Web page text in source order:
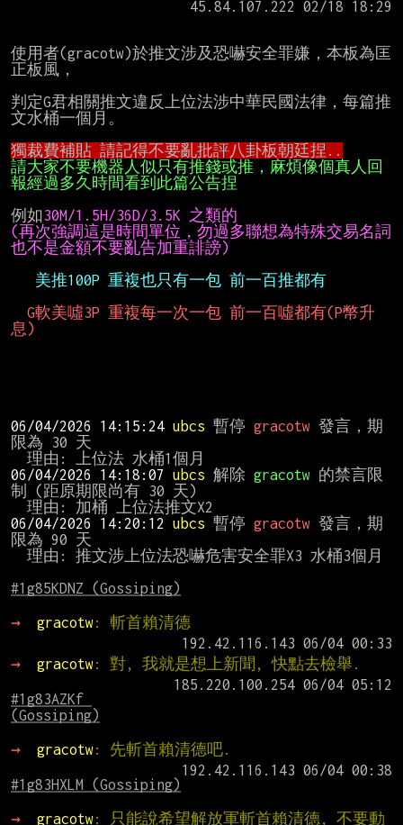
使用者(gracotw)於推文涉及恐嚇安全罪嫌，本板為匡
正板風，
判定G君相關推文違反上位法涉中華民國法律，每篇推
文水桶一個月。
請大家不要機器人似只有推錢或推，麻煩像個真人回
例如
(再次強調這是時間單位，勿過多聯想為特殊交易名詞
G軟美噓3P 重複每一次一包 前一百噓都有(P幣升
息)
06/04/2026 14:15:24 ubcs 暫停 gracotw 發言，期
限為 30 天
06/04/2026 14:18:07 ubcs 解除 gracotw 的禁言限
制 (距原期限尚有 30 天)
06/04/2026 14:20:12 ubcs 暫停 gracotw 發言，期
限為 90 天
#1g85KDNZ (Gossiping)
→ gracotw: 斬首賴清德
→
gracotw: 對, 我就是想上新聞, 快點去檢舉.
#1g83AZKf
(Gossiping)
→ gracotw: 先斬首賴清德吧.
#1g83HXLM (Gossiping)
→ gracotw: 只能說希望解放軍斬首賴清德, 不要動